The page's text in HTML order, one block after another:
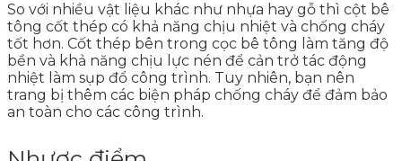
So với nhiều vật liệu khác như nhựa hay gỗ thì cột bê
tông cốt thép có khả năng chịu nhiệt và chống cháy
tốt hơn. Cốt thép bên trong cọc bê tông làm tăng độ
bền và khả năng chịu lực nén để cản trở tác động
nhiệt làm sụp đổ công trình. Tuy nhiên, bạn nên
trang bị thêm các biện pháp chống cháy để đảm bảo
an toàn cho các công trình.